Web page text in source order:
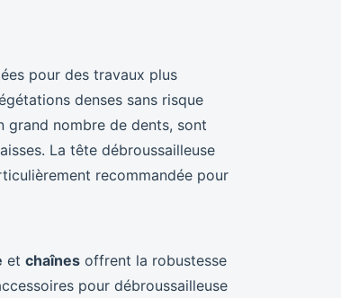
pour des travaux plus
denses sans risque
grand nombre de dents, sont
La tête débroussailleuse
recommandée pour
et chaînes offrent la robustesse
pour débroussailleuse